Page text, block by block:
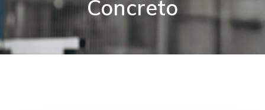
Concreto